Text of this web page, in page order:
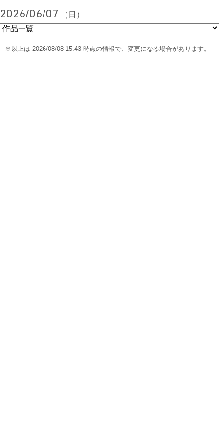
2026/06/07 （日）
※以上は 2026/08/08 15:43 時点の情報で、変更になる場合があります。